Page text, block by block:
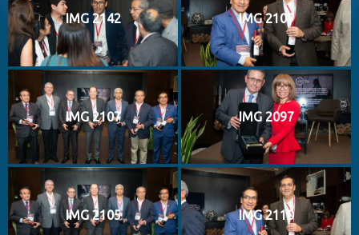
IMG 2142 IMG 2109
IMG 2107 IMG 2097
IMG 2105 IMG 2110